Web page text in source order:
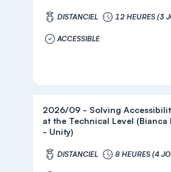
DISTANCIEL 12 HEURES (3
ACCESSIBLE
2026/09 - Solving
at the Technical Level (Bianca
- Unity)
DISTANCIEL 8 HEURES (4